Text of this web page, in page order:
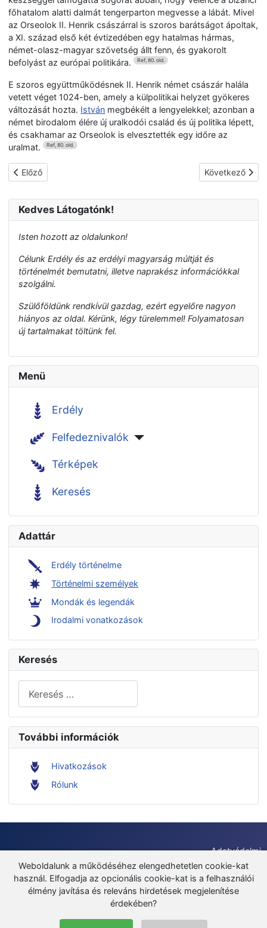
Weboldalunk a működéséhez elengedhetetlen cookie-kat
használ. Elfogadja az opcionális cookie-kat is a felhasználói
élmény javítása és releváns hirdetések megjelenítése
érdekében?
főhatalom alatti dalmát tengerparton megvesse a lábát. Mivel
az Orseolok II. Henrik császárral is szoros barátságot ápoltak,
a XI. század első két évtizedében egy hatalmas hármas,
német-olasz-magyar szövetség állt fenn, és gyakorolt
befolyást az európai politikára. Ref, 80. old.
E szoros együttműködésnek II. Henrik német császár halála
vetett véget 1024-ben, amely a külpolitikai helyzet gyökeres
változását hozta. István megbékélt a lengyelekkel; azonban a
német birodalom élére új uralkodói család és új politika lépett,
és csakhamar az Orseolok is elvesztették egy időre az
uralmat. Ref, 80. old.
Előző cikk: Árpád magyar fejedelem
Előző Következő
Következő
Kedves Látogatónk!
Isten hozott az oldalunkon!
Célunk Erdély és az erdélyi magyarság múltját és
történelmét bemutatni, illetve naprakész információkkal
szolgálni.
Szülőföldünk rendkívül gazdag, ezért egyelőre nagyon
hiányos az oldal. Kérünk, légy türelemmel! Folyamatosan
új tartalmakat töltünk fel.
Menü
Erdély
Felfedeznivalók
Térképek
Keresés
Adattár
Erdély történelme
Történelmi személyek
Mondák és legendák
Irodalmi vonatkozások
Keresés
További információk
Hivatkozások
Rólunk
Szerzői jog: © 2026 Bizonyos jogok fenntartva.
A weboldalon található tartalom nem kereskedelmi
Adatvédelmi
irányelvek
Felhasználási
feltételek